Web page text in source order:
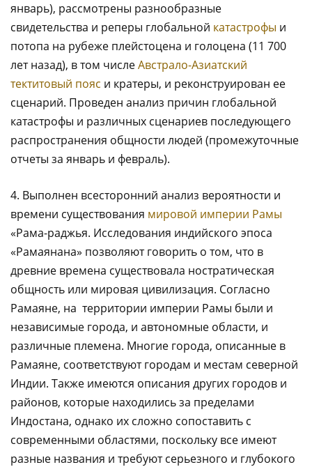
январь), рассмотрены разнообразные
свидетельства и реперы глобальной катастрофы и
потопа на рубеже плейстоцена и голоцена (11 700
лет назад), в том числеАвстрало-Азиатский
тектитовый пояс и кратеры, и реконструирован ее
сценарий. Проведен анализ причин глобальной
катастрофы и различных сценариев последующего
распространения общности людей (промежуточные
отчеты за январь и февраль).
4. Выполнен всесторонний анализ вероятности и
времени существования мировой империи Рамы
«Рама-раджья. Исследования индийского эпоса
«Рамаянана» позволяют говорить о том, что в
древние времена существовала ностратическая
общность или мировая цивилизация. Согласно
Рамаяне, на территории империи Рамы были и
независимые города, и автономные области, и
различные племена. Многие города, описанные в
Рамаяне, соответствуют городам и местам северной
Индии. Также имеются описания других городов и
районов, которые находились за пределами
Индостана, однако их сложно сопоставить с
современными областями, поскольку все имеют
разные названия и требуют серьезного и глубокого